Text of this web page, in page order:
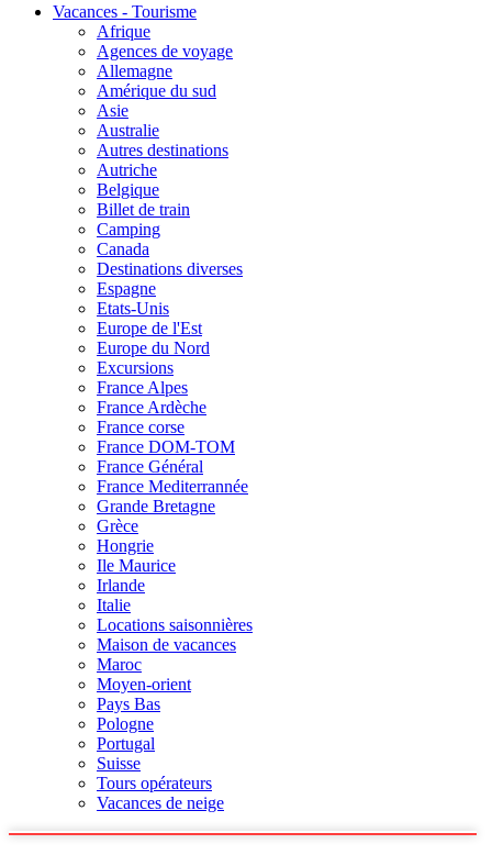
Vacances - Tourisme
Afrique
Agences de voyage
Allemagne
Amérique du sud
Asie
Australie
Autres destinations
Autriche
Belgique
Billet de train
Camping
Canada
Destinations diverses
Espagne
Etats-Unis
Europe de l'Est
Europe du Nord
Excursions
France Alpes
France Ardèche
France corse
France DOM-TOM
France Général
France Mediterrannée
Grande Bretagne
Grèce
Hongrie
Ile Maurice
Irlande
Italie
Locations saisonnières
Maison de vacances
Maroc
Moyen-orient
Pays Bas
Pologne
Portugal
Suisse
Tours opérateurs
Vacances de neige